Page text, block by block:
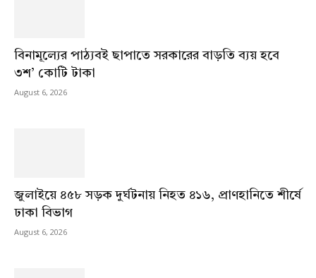
বিনামূল্যের পাঠ্যবই ছাপাতে সরকারের বাড়তি ব্যয় হবে
৩শ’ কোটি টাকা
August 6, 2026
জুলাইয়ে ৪৫৮ সড়ক দুর্ঘটনায় নিহত ৪১৬, প্রাণহানিতে শীর্ষে
ঢাকা বিভাগ
August 6, 2026